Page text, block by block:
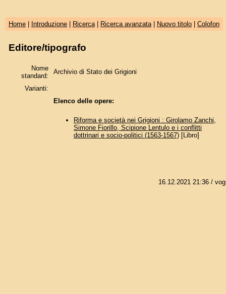
Home| Introduzione| Ricerca| Ricerca avanzata| Nuovo titolo| Colofon
Editore/tipografo
Nome
standard:
Archivio di Stato dei Grigioni
Varianti:
Elenco delle opere:
Riforma e società nei Grigioni : Girolamo Zanchi,
Simone Fiorillo, Scipione Lentulo e i conflitti
dottrinari e socio-politici (1563-1567)[Libro]
16.12.2021 21:36/ vog